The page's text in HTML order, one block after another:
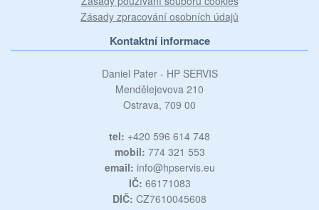
Zásady zpracování osobních údajů
Kontaktní informace
Daniel Pater - HP SERVIS
Mendělejevova 210
Ostrava, 709 00
tel: +420 596 614 748
mobil: 774 321 553
email: info@hpservis.eu
IČ: 66171083
DIČ: CZ7610045608